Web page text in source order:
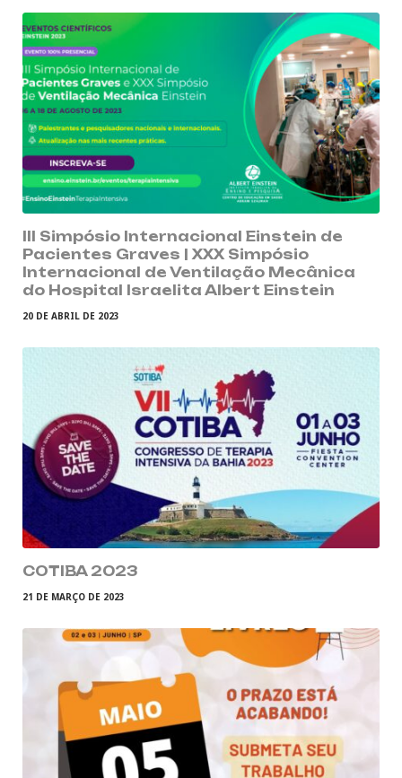
III Simpósio Internacional Einstein de
Pacientes Graves | XXX Simpósio
Internacional de Ventilação Mecânica
do Hospital Israelita Albert Einstein
20 DE ABRIL DE 2023
COTIBA 2023
21 DE MARÇO DE 2023